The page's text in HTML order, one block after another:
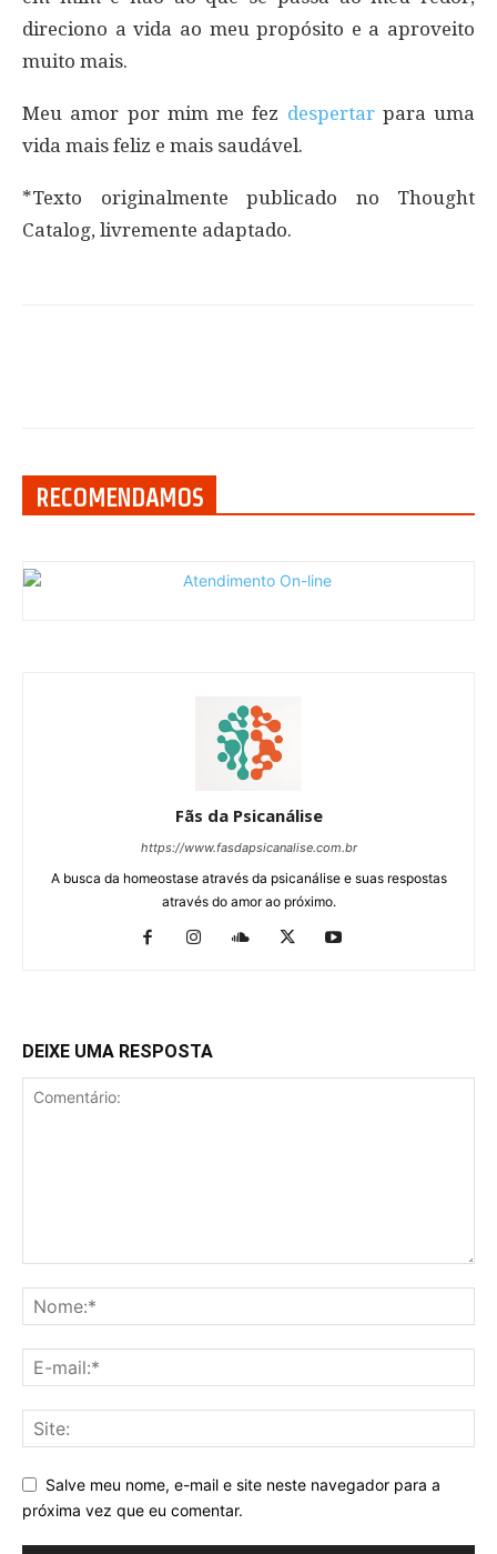
direciono a vida ao meu propósito e a aproveito
muito mais.
Meu amor por mim me fez despertarpara uma
vida mais feliz e mais saudável.
*Texto originalmente publicado no Thought
Catalog, livremente adaptado.
RECOMENDAMOS
Fãs da Psicanálise
https://www.fasdapsicanalise.com.br
A busca da homeostase através da psicanálise e suas respostas
através do amor ao próximo.
DEIXE UMA RESPOSTA
Salve meu nome, e-mail e site neste navegador para a
próxima vez que eu comentar.